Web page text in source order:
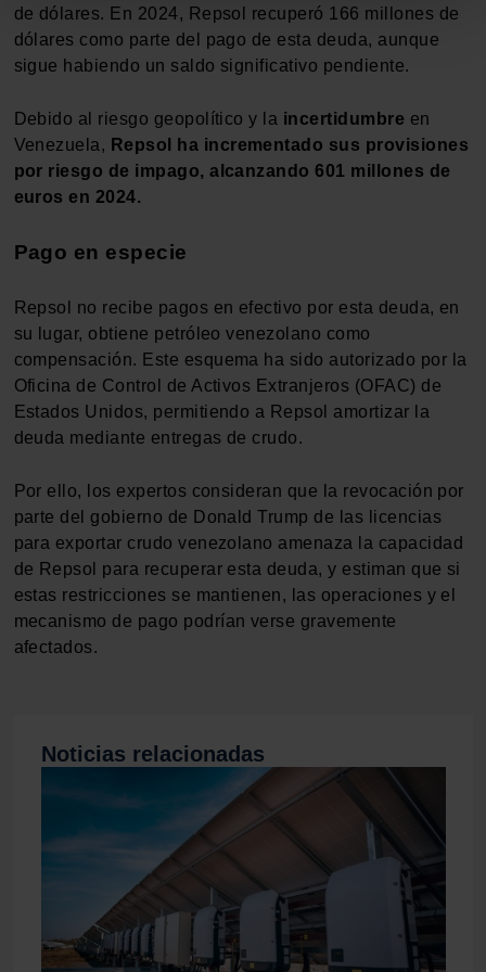
Identificar su dispositivo analizándolo activamente
para buscar características específicas (huellas
digitales)
datos personales y establezca sus preferencias en la
sección de datos. Puede cambiar o retirar su
consentimiento en cualquier momento en la Declaración
de cookies.
Las cookies de este sitio web se usan para personalizar
sociales y analizar el tráfico. Además, compartimos
información sobre el uso que haga del sitio web con
nuestros partners de redes sociales, publicidad y análisis
web, quienes pueden combinarla con otra información
que les haya proporcionado o que hayan recopilado a
partir del uso que haya hecho de sus servicios.
de dólares. En 2024, Repsol recuperó 166 millones de
dólares como parte del pago de esta deuda, aunque
sigue habiendo un saldo significativo pendiente.
Debido al riesgo geopolítico y la incertidumbre en
Venezuela, Repsol ha incrementado sus provisiones
por riesgo de impago, alcanzando 601 millones de
euros en 2024.
Pago en especie
Repsol no recibe pagos en efectivo por esta deuda, en
su lugar, obtiene petróleo venezolano como
compensación. Este esquema ha sido autorizado por la
Oficina de Control de Activos Extranjeros (OFAC) de
Estados Unidos, permitiendo a Repsol amortizar la
deuda mediante entregas de crudo.
Por ello, los expertos consideran que la revocación por
parte del gobierno de Donald Trump de las licencias
para exportar crudo venezolano amenaza la capacidad
de Repsol para recuperar esta deuda, y estiman que si
estas restricciones se mantienen, las operaciones y el
mecanismo de pago podrían verse gravemente
afectados.
Noticias relacionadas